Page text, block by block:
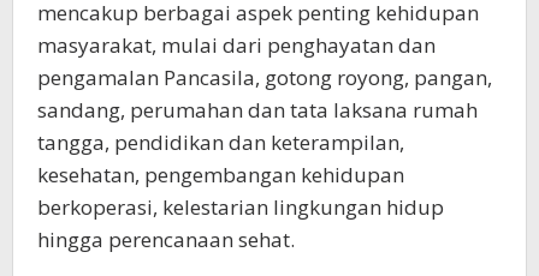
mencakup berbagai aspek penting kehidupan
masyarakat, mulai dari penghayatan dan
pengamalan Pancasila, gotong royong, pangan,
sandang, perumahan dan tata laksana rumah
tangga, pendidikan dan keterampilan,
kesehatan, pengembangan kehidupan
berkoperasi, kelestarian lingkungan hidup
hingga perencanaan sehat.